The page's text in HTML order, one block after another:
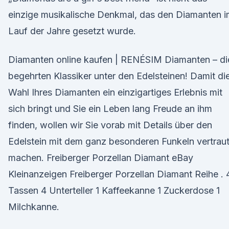
einzige musikalische Denkmal, das den Diamanten
Lauf der Jahre gesetzt wurde.
Diamanten online kaufen | RENÉSIM Diamanten –
begehrten Klassiker unter den Edelsteinen! Damit
Wahl Ihres Diamanten ein einzigartiges Erlebnis mit
sich bringt und Sie ein Leben lang Freude an ihm
finden, wollen wir Sie vorab mit Details über den
Edelstein mit dem ganz besonderen Funkeln vertraut
machen. Freiberger Porzellan Diamant eBay
Kleinanzeigen Freiberger Porzellan Diamant Reihe .
Tassen 4 Unterteller 1 Kaffeekanne 1 Zuckerdose 1
Milchkanne.